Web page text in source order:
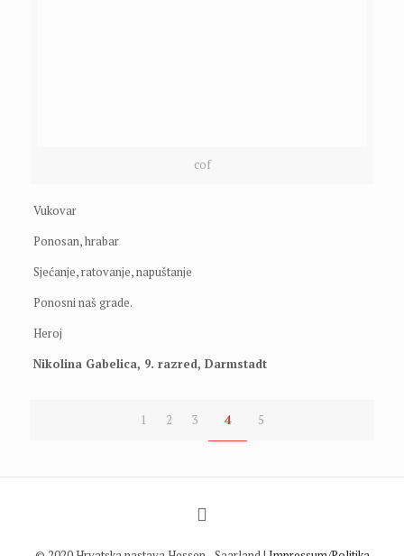
cof
Vukovar
Ponosan, hrabar
Sjećanje, ratovanje, napuštanje
Ponosni naš grade.
Heroj
Nikolina Gabelica, 9. razred, Darmstadt
1 2 3 4 5